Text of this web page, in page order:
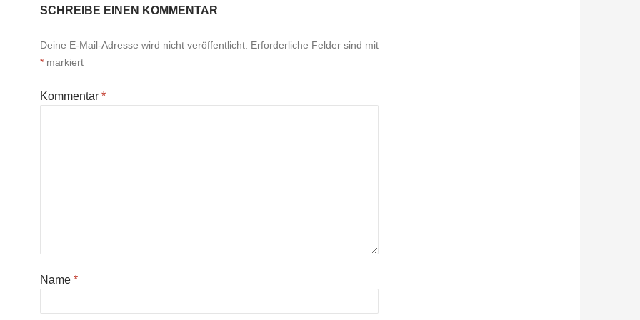
SCHREIBE EINEN KOMMENTAR
Deine E-Mail-Adresse wird nicht veröffentlicht. Erforderliche Felder sind mit
* markiert
Kommentar *
Name *